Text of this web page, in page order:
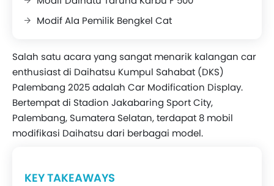
Modif Ala Pemilik Bengkel Cat
Salah satu acara yang sangat menarik kalangan car
enthusiast di Daihatsu Kumpul Sahabat (DKS)
Palembang 2025 adalah Car Modification Display.
Bertempat di Stadion Jakabaring Sport City,
Palembang, Sumatera Selatan, terdapat 8 mobil
modifikasi Daihatsu dari berbagai model.
KEY TAKEAWAYS